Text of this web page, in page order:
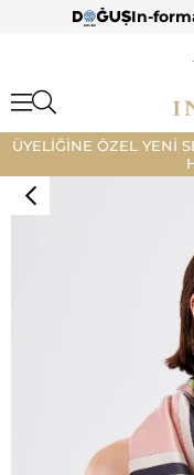
In-
ÜYELİĞİNE ÖZEL YENİ